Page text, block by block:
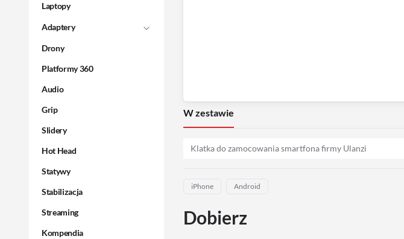
Laptopy
Adaptery
Drony
Platformy 360
Audio
Grip
Slidery
Hot Head
Statywy
Stabilizacja
Streaming
Kompendia
W zestawie
Klatka do zamocowania smartfona firmy Ulanzi
iPhone Android
Dobierz